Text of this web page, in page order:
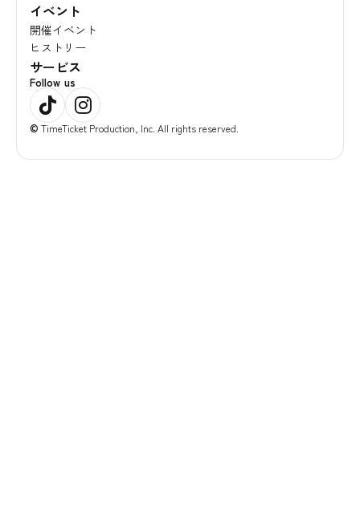
イベント
開催イベント
ヒストリー
サービス
© TimeTicket Production, Inc. All rights reserved.
Follow us